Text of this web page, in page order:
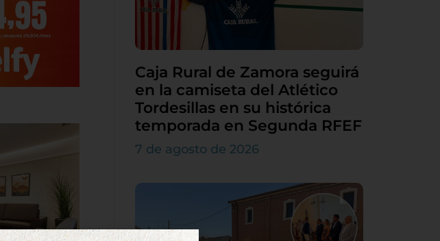
Caja Rural de Zamora seguirá
en la camiseta del Atlético
Tordesillas en su histórica
temporada en Segunda RFEF
7 de agosto de 2026